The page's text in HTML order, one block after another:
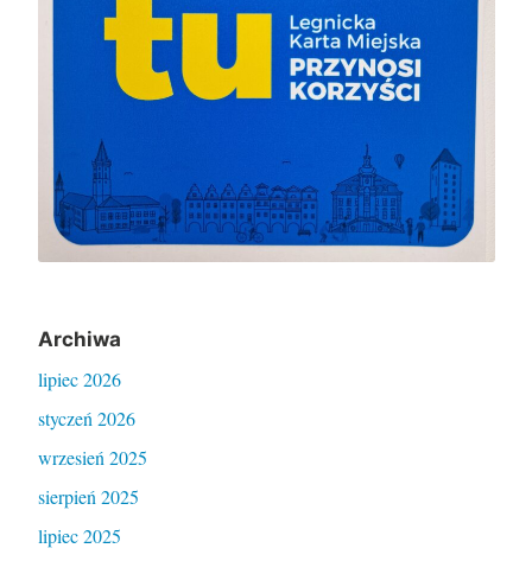
Archiwa
lipiec 2026
styczeń 2026
wrzesień 2025
sierpień 2025
lipiec 2025